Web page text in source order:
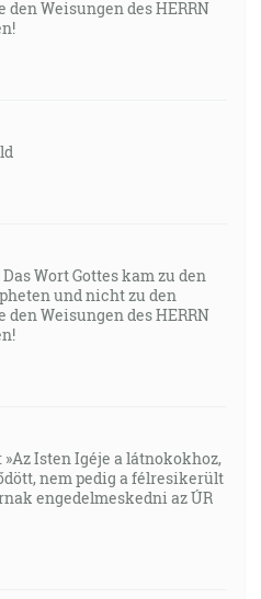
Weisungen des HERRN
Wort Gottes kam zu den
und nicht zu den
Weisungen des HERRN
»Az Isten Igéje a látnokokhoz,
nem pedig a félresikerült
engedelmeskedni az ÚR